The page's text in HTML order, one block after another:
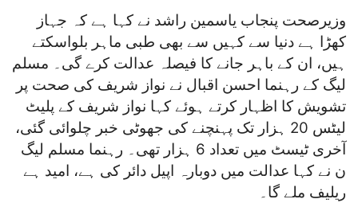
وزیرصحت پنجاب یاسمین راشد نے کہا ہے کہ جہاز
کھڑا ہے دنیا سے کہیں سے بھی طبی ماہر بلواسکتے
ہیں، ان کے باہر جانے کا فیصلہ عدالت کرے گی۔ مسلم
لیگ کے رہنما احسن اقبال نے نواز شریف کی صحت پر
تشویش کا اظہار کرتے ہوئے کہا نواز شریف کے پلیٹ
لیٹس 20 ہزار تک پہنچنے کی جھوٹی خبر چلوائی گئی،
آخری ٹیسٹ میں تعداد 6 ہزار تھی۔ رہنما مسلم لیگ
ن نے کہا عدالت میں دوبارہ اپیل دائر کی ہے، امید ہے
ریلیف ملے گا۔